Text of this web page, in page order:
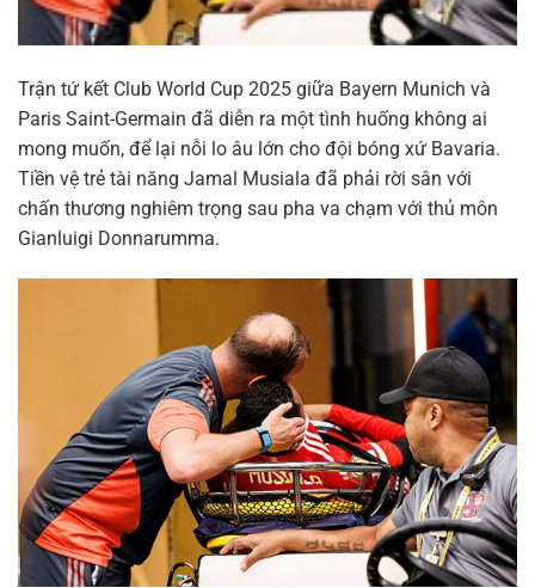
Trận tứ kết Club World Cup 2025 giữa Bayern Munich và
Paris Saint-Germain đã diễn ra một tình huống không ai
mong muốn, để lại nỗi lo âu lớn cho đội bóng xứ Bavaria.
Tiền vệ trẻ tài năng Jamal Musiala đã phải rời sân với
chấn thương nghiêm trọng sau pha va chạm với thủ môn
Gianluigi Donnarumma.